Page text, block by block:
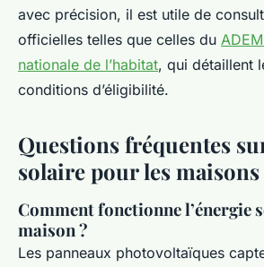
avec précision, il est utile de
officielles telles que celles du
nationale de l’habitat, qui détaillent
conditions d’éligibilité.
Questions fréquentes
solaire pour les maisons
Comment fonctionne l’énergie
maison ?
Les panneaux photovoltaïques